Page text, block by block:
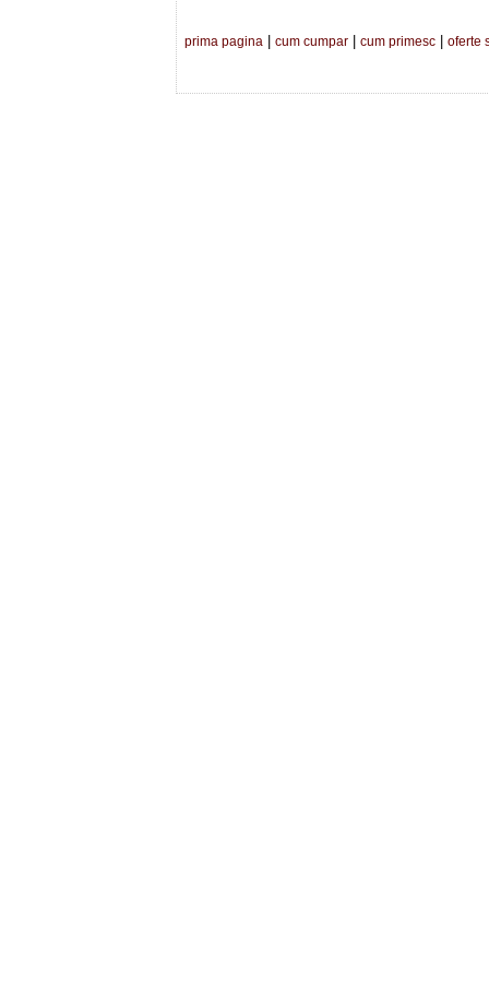
prima pagina cum cumpar cum primesc oferte